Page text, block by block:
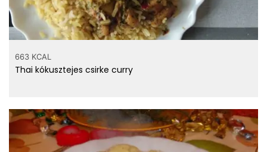
663 KCAL
Thai kókusztejes csirke curry